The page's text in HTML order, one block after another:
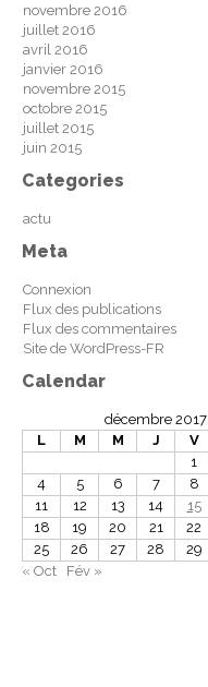
novembre 2016
juillet 2016
avril 2016
janvier 2016
novembre 2015
octobre 2015
juillet 2015
juin 2015
Categories
actu
Meta
Connexion
Flux des publications
Flux des commentaires
Site de WordPress-FR
Calendar
décembre 2017
L
M M J V
1
4
5 6 7 8
11
12 13 14 15
18
19 20 21 22
25
26 27 28 29
« Oct
Fév »